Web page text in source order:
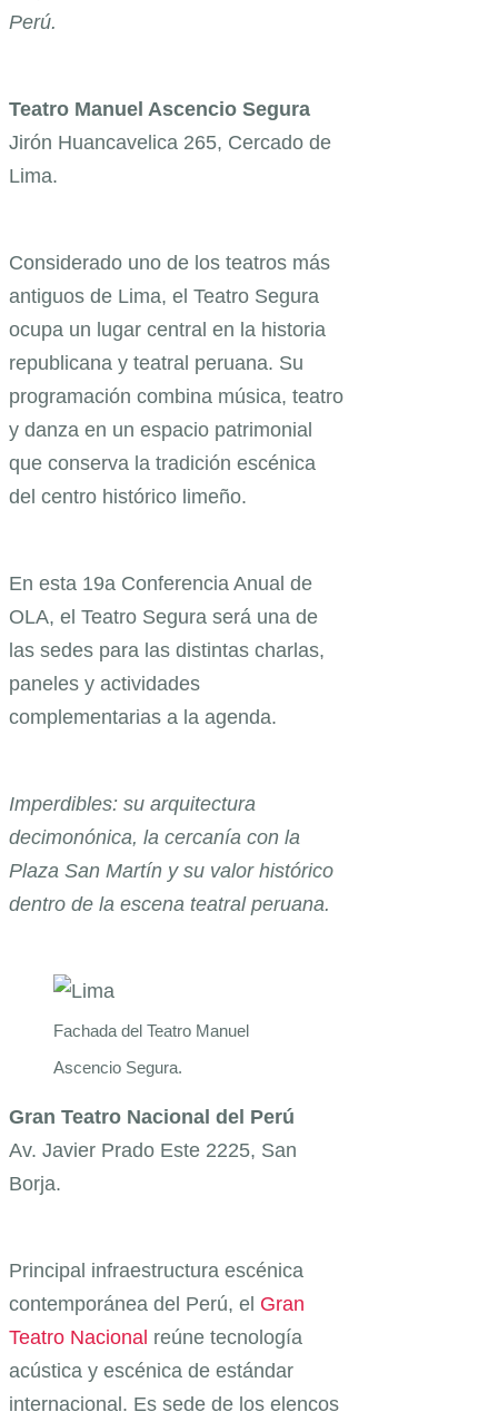
Perú.
Teatro Manuel Ascencio Segura
Jirón Huancavelica 265, Cercado de
Lima.
Considerado uno de los teatros más
antiguos de Lima, el Teatro Segura
ocupa un lugar central en la historia
republicana y teatral peruana. Su
programación combina música, teatro
y danza en un espacio patrimonial
que conserva la tradición escénica
del centro histórico limeño.
En esta 19a Conferencia Anual de
OLA, el Teatro Segura será una de
las sedes para las distintas charlas,
paneles y actividades
complementarias a la agenda.
Imperdibles: su arquitectura
decimonónica, la cercanía con la
Plaza San Martín y su valor histórico
dentro de la escena teatral peruana.
Fachada del Teatro Manuel
Ascencio Segura.
Gran Teatro Nacional del Perú
Av. Javier Prado Este 2225, San
Borja.
Principal infraestructura escénica
contemporánea del Perú, el Gran
Teatro Nacional reúne tecnología
acústica y escénica de estándar
internacional. Es sede de los elencos